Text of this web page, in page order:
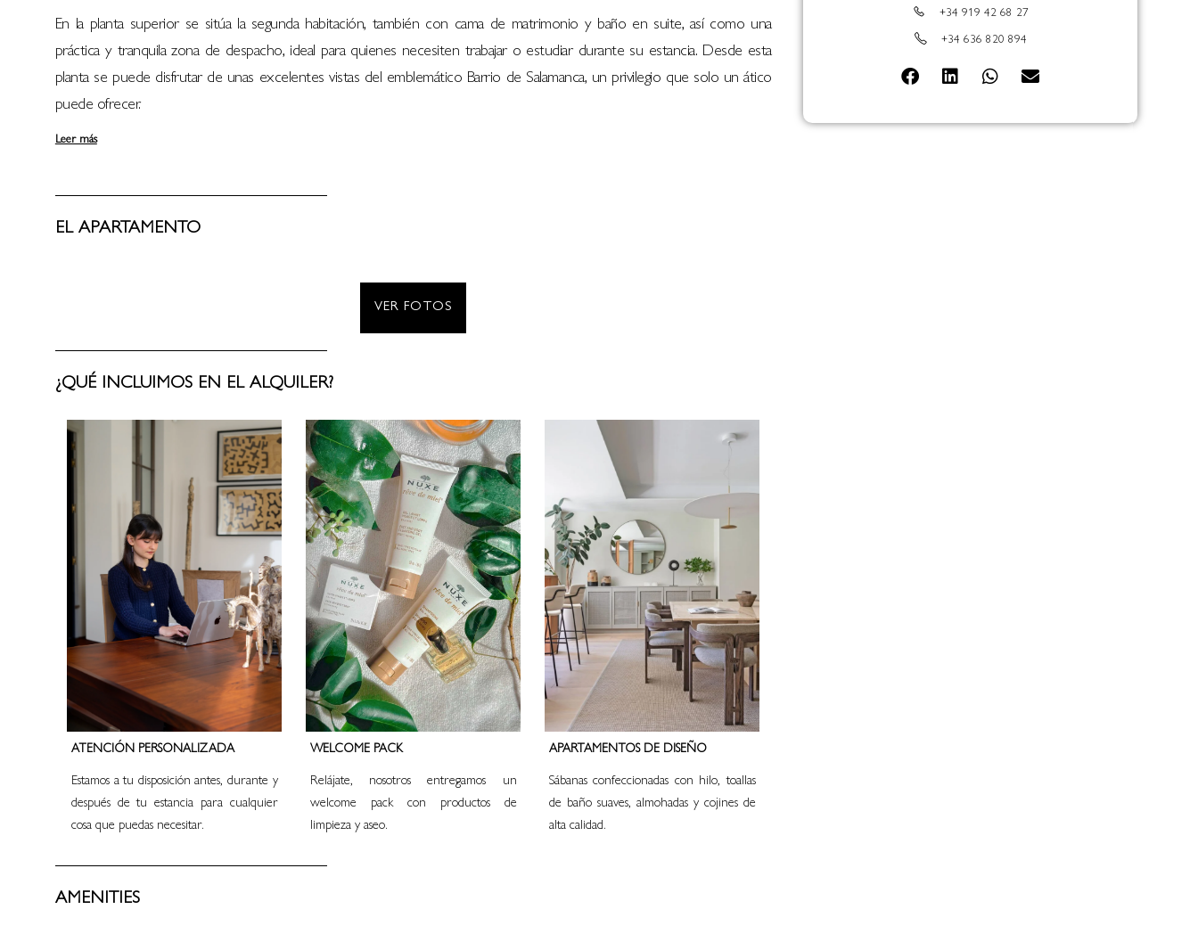
En la planta superior se sitúa la segunda habitación, también con cama de matrimonio y baño en suite, así como una
práctica y tranquila zona de despacho, ideal para quienes necesiten trabajar o estudiar durante su estancia. Desde esta
planta se puede disfrutar de unas excelentes vistas del emblemático Barrio de Salamanca, un privilegio que solo un ático
puede ofrecer.
Leer más
EL APARTAMENTO
VER FOTOS
¿QUÉ INCLUIMOS EN EL ALQUILER?
ATENCIÓN PERSONALIZADA
Estamos a tu disposición antes, durante y
después de tu estancia para cualquier
cosa que puedas necesitar.
WELCOME PACK
Relájate, nosotros entregamos un
welcome pack con productos de
limpieza y aseo.
APARTAMENTOS DE DISEÑO
Sábanas confeccionadas con hilo, toallas
de baño suaves, almohadas y cojines de
alta calidad.
AMENITIES
+34 919 42 68 27
+34 636 820 894